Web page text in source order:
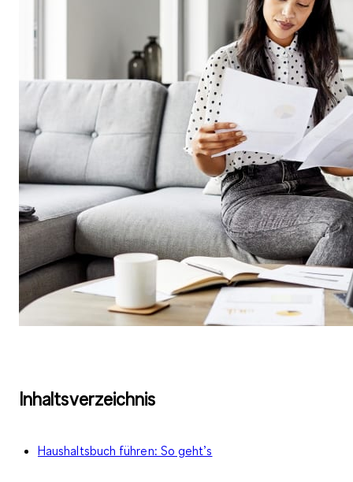
Inhaltsverzeichnis
Haushaltsbuch führen: So geht’s